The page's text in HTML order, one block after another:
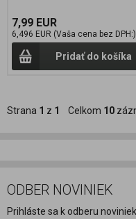
7,99 EUR
6,496 EUR (Vaša cena bez DPH:)
Pridať do košíka
Strana 1 z 1 Celkom 10
ODBER NOVINIEK
Prihláste sa k odberu noviniek